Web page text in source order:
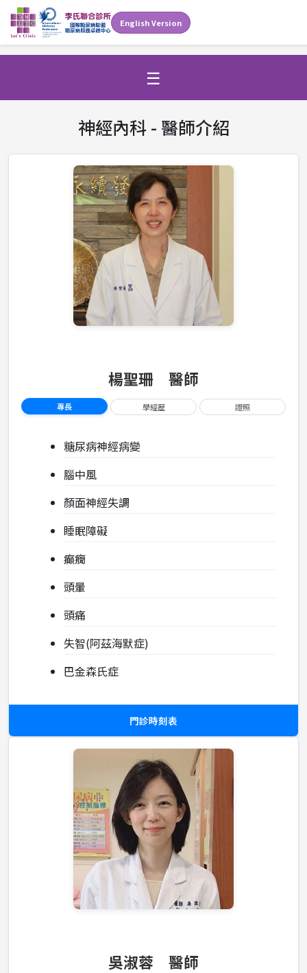
English Version
☰
神經內科 - 醫師介紹
楊聖珊 醫師
專長 學經歷 證照
糖尿病神經病變
腦中風
顏面神經失調
睡眠障礙
癲癇
頭暈
頭痛
失智(阿茲海默症)
巴金森氏症
門診時刻表
吳淑蓉 醫師